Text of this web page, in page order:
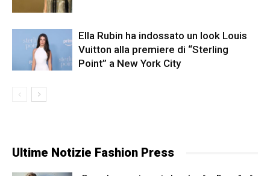
Ella Rubin ha indossato un look Louis
Vuitton alla premiere di “Sterling
Point” a New York City
Ultime Notizie Fashion Press